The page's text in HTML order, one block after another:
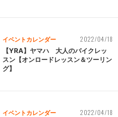
イベントカレンダー 2022/04/18
【YRA】ヤマハ 大人のバイクレッ
スン【オンロードレッスン＆ツーリン
グ】
イベントカレンダー 2022/04/18